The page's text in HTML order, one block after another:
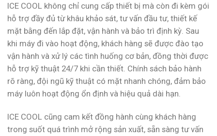
ICE COOL không chỉ cung cấp thiết bị mà còn đi kèm gói
hỗ trợ đầy đủ từ khâu khảo sát, tư vấn đầu tư, thiết kế
mặt bằng đến lắp đặt, vận hành và bảo trì định kỳ. Sau
khi máy đi vào hoạt động, khách hàng sẽ được đào tạo
vận hành và xử lý các tình huống cơ bản, đồng thời được
hỗ trợ kỹ thuật 24/7 khi cần thiết. Chính sách bảo hành
rõ ràng, đội ngũ kỹ thuật có mặt nhanh chóng, đảm bảo
máy luôn hoạt động ổn định và hiệu quả dài hạn.
ICE COOL cũng cam kết đồng hành cùng khách hàng
trong suốt quá trình mở rộng sản xuất, sẵn sàng tư vấn